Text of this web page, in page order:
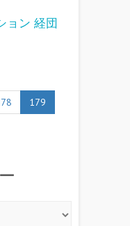
ョン 経団
179